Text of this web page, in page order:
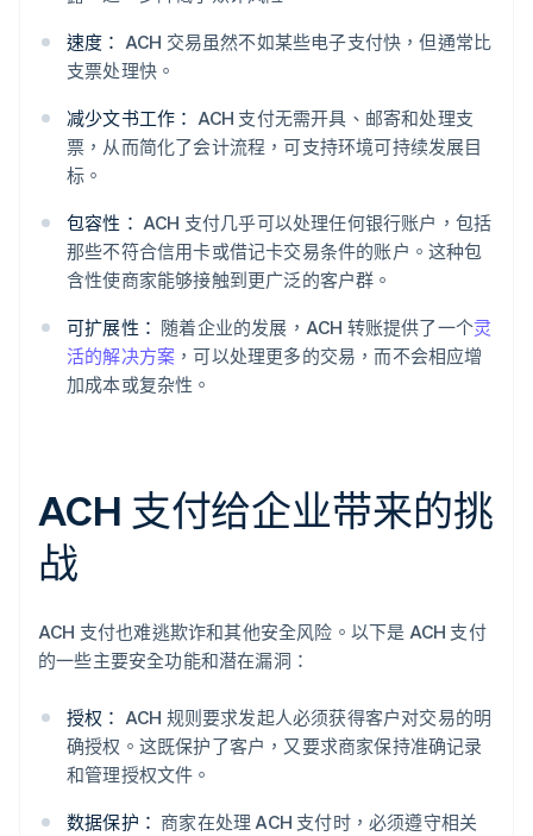
速度： ACH 交易虽然不如某些电子支付快，但通常比
支票处理快。
减少文书工作： ACH 支付无需开具、邮寄和处理支
票，从而简化了会计流程，可支持环境可持续发展目
标。
包容性： ACH 支付几乎可以处理任何银行账户，包括
那些不符合信用卡或借记卡交易条件的账户。这种包
含性使商家能够接触到更广泛的客户群。
可扩展性： 随着企业的发展，ACH 转账提供了一个灵
活的解决方案 ，可以处理更多的交易，而不会相应增
加成本或复杂性。
ACH 支付给企业带来的挑
战
ACH 支付也难逃欺诈和其他安全风险。以下是 ACH 支付
的一些主要安全功能和潜在漏洞：
授权： ACH 规则要求发起人必须获得客户对交易的明
确授权。这既保护了客户，又要求商家保持准确记录
和管理授权文件。
数据保护： 商家在处理 ACH 支付时，必须遵守相关